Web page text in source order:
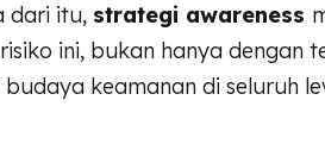
dari itu, strategi awareness
ini, bukan hanya dengan
keamanan di seluruh